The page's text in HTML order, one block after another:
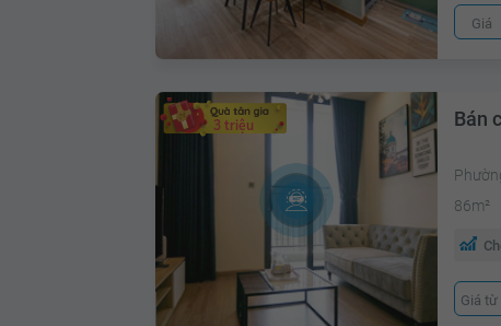
Giá
3 triệu Bán
86m²
Giá từ